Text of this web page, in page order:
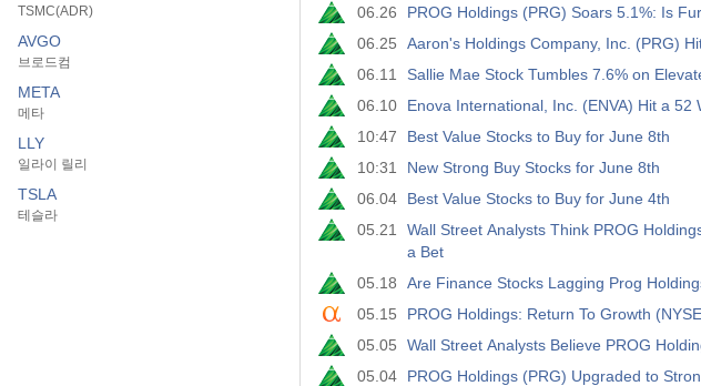
TSMC(ADR)
AVGO
브로드컴
META
메타
LLY
일라이 릴리
TSLA
테슬라
06.26
PROG Holdings (PRG) Soars 5.1%: Is
06.25
Aaron's Holdings Company, Inc. (PRG)
06.11
Sallie Mae Stock Tumbles 7.6% on
06.10
Enova International, Inc. (ENVA) Hit a
10:47
Best Value Stocks to Buy for June 8th
10:31
New Strong Buy Stocks for June 8th
06.04
Best Value Stocks to Buy for June 4th
05.21
Wall Street Analysts Think PROG
a Bet
05.18
Are Finance Stocks
05.15
PROG Holdings: Return To Growth
05.05
Wall Street Analysts Believe PROG
05.04
PROG Holdings (PRG) Upgraded to